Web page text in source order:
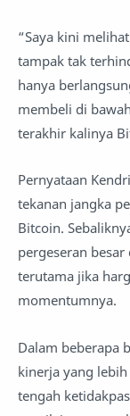
“Saya kini
tampak tak
hanya
membeli di
terakhir kalinya
Pernyataan
tekanan jangka
Bitcoin.
pergeseran
terutama jika
momentumnya.
Dalam beberapa
kinerja yang
tengah